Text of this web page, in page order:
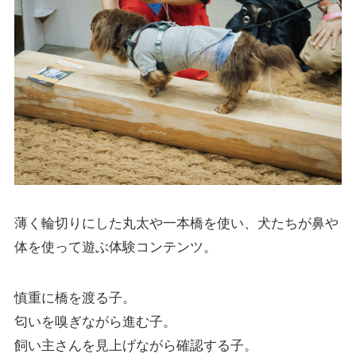
薄く輪切りにした丸太や一本橋を使い、犬たちが鼻や
体を使って遊ぶ体験コンテンツ。
慎重に橋を渡る子。
匂いを嗅ぎながら進む子。
飼い主さんを見上げながら確認する子。